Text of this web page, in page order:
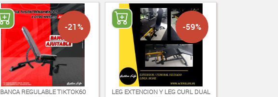
BANCA REGULABLE TIKTOK60
-21%
LEG EXTENCION Y LEG CURL DUAL
-59%